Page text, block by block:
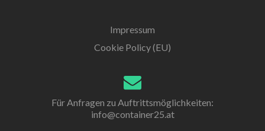
Impressum
Cookie Policy (EU)
Für Anfragen zu Auftrittsmöglichkeiten:
info@container25.at